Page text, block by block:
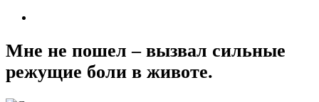
Мне не пошел – вызвал сильные
режущие боли в животе.